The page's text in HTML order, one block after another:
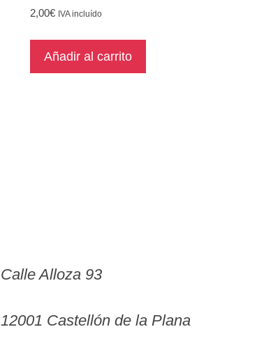
2,00€ IVA incluído
Añadir al carrito
Calle Alloza 93
12001 Castellón de la Plana